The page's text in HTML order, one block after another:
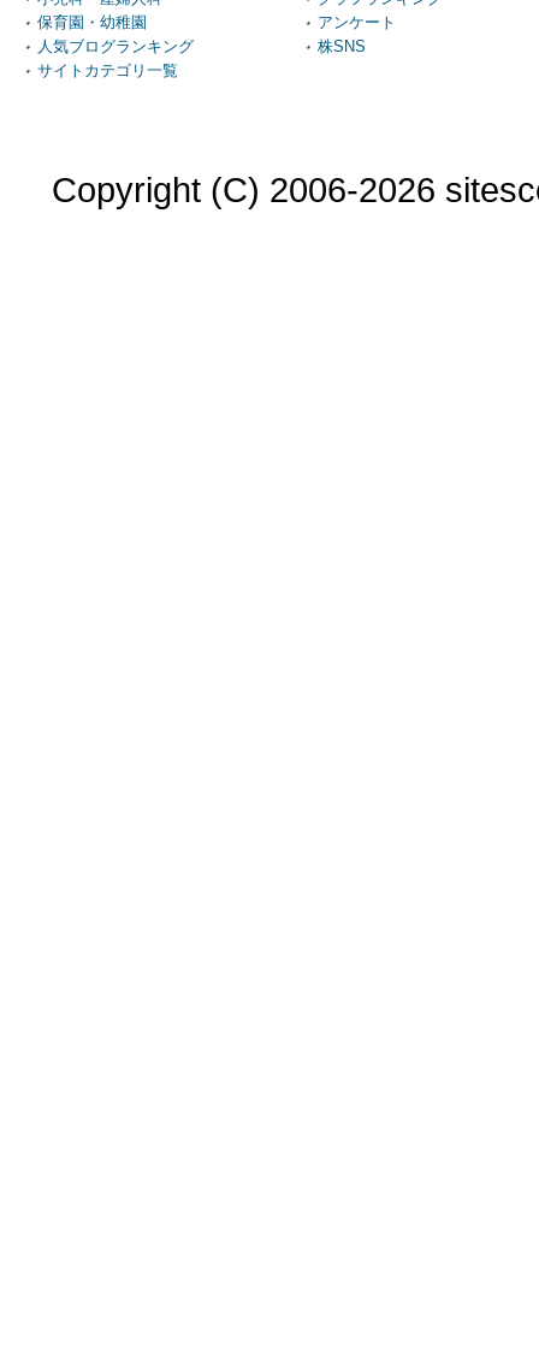
保育園・幼稚園
人気ブログランキング
サイトカテゴリ一覧
アンケート
株SNS
Copyright (C) 2006-2026